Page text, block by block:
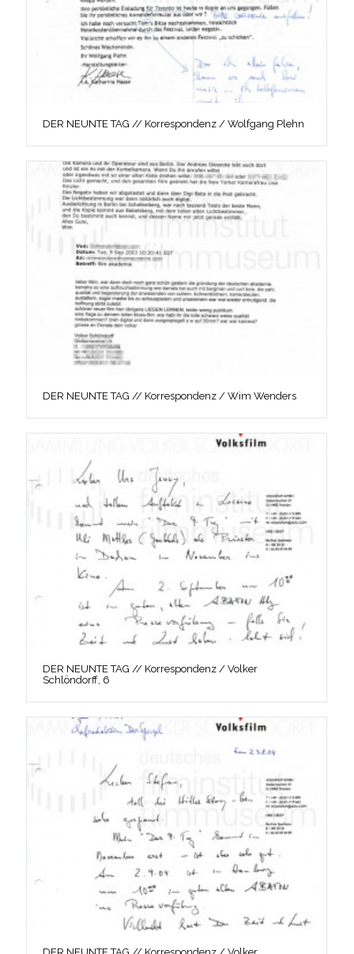
DER NEUNTE TAG // Korrespondenz / Wolfgang Plehn
DER NEUNTE TAG // Korrespondenz / Wim Wenders
DER NEUNTE TAG // Korrespondenz / Volker
Schlöndorff, 6